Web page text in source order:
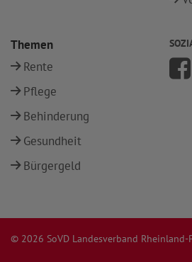
Themen
Rente
Pflege
Behinderung
Gesundheit
Bürgergeld
© 2026 SoVD Landesverband Rheinland-